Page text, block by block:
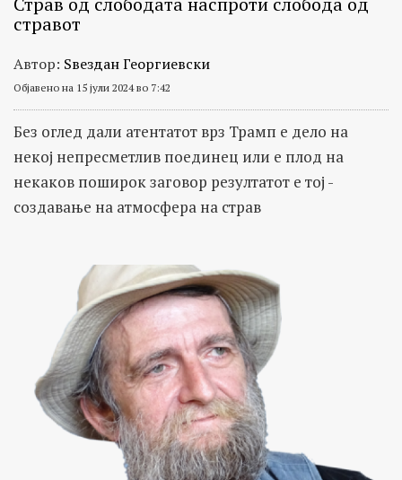
стравот
Автор: Ѕвездан Георгиевски
Објавено на 15 јули 2024 во 7:42
Без оглед дали атентатот врз Трамп е дело на
некој непресметлив поединец или е плод на
некаков поширок заговор резултатот е тој -
создавање на атмосфера на страв